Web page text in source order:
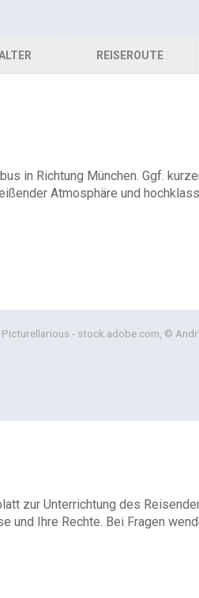
REISEROUTE
in Richtung München. Ggf.
Atmosphäre und
- stock.adobe.com, ©
zur Unterrichtung des
Ihre Rechte. Bei Fragen